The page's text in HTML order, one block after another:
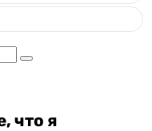
что я